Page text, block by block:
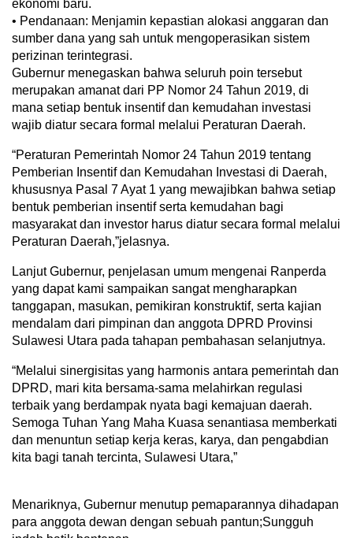
ekonomi baru.
• ​Pendanaan: Menjamin kepastian alokasi anggaran dan
sumber dana yang sah untuk mengoperasikan sistem
perizinan terintegrasi.
​Gubernur menegaskan bahwa seluruh poin tersebut
merupakan amanat dari PP Nomor 24 Tahun 2019, di
mana setiap bentuk insentif dan kemudahan investasi
wajib diatur secara formal melalui Peraturan Daerah.
“Peraturan Pemerintah Nomor 24 Tahun 2019 tentang
Pemberian Insentif dan Kemudahan Investasi di Daerah,
khususnya Pasal 7 Ayat 1 yang mewajibkan bahwa setiap
bentuk pemberian insentif serta kemudahan bagi
masyarakat dan investor harus diatur secara formal melalui
Peraturan Daerah,”jelasnya.
Lanjut Gubernur, penjelasan umum mengenai Ranperda
yang dapat kami sampaikan sangat mengharapkan
tanggapan, masukan, pemikiran konstruktif, serta kajian
mendalam dari pimpinan dan anggota DPRD Provinsi
Sulawesi Utara pada tahapan pembahasan selanjutnya.
“Melalui sinergisitas yang harmonis antara pemerintah dan
DPRD, mari kita bersama-sama melahirkan regulasi
terbaik yang berdampak nyata bagi kemajuan daerah.
Semoga Tuhan Yang Maha Kuasa senantiasa memberkati
dan menuntun setiap kerja keras, karya, dan pengabdian
kita bagi tanah tercinta, Sulawesi Utara,”
Menariknya, Gubernur menutup pemaparannya dihadapan
para anggota dewan dengan sebuah pantun;Sungguh